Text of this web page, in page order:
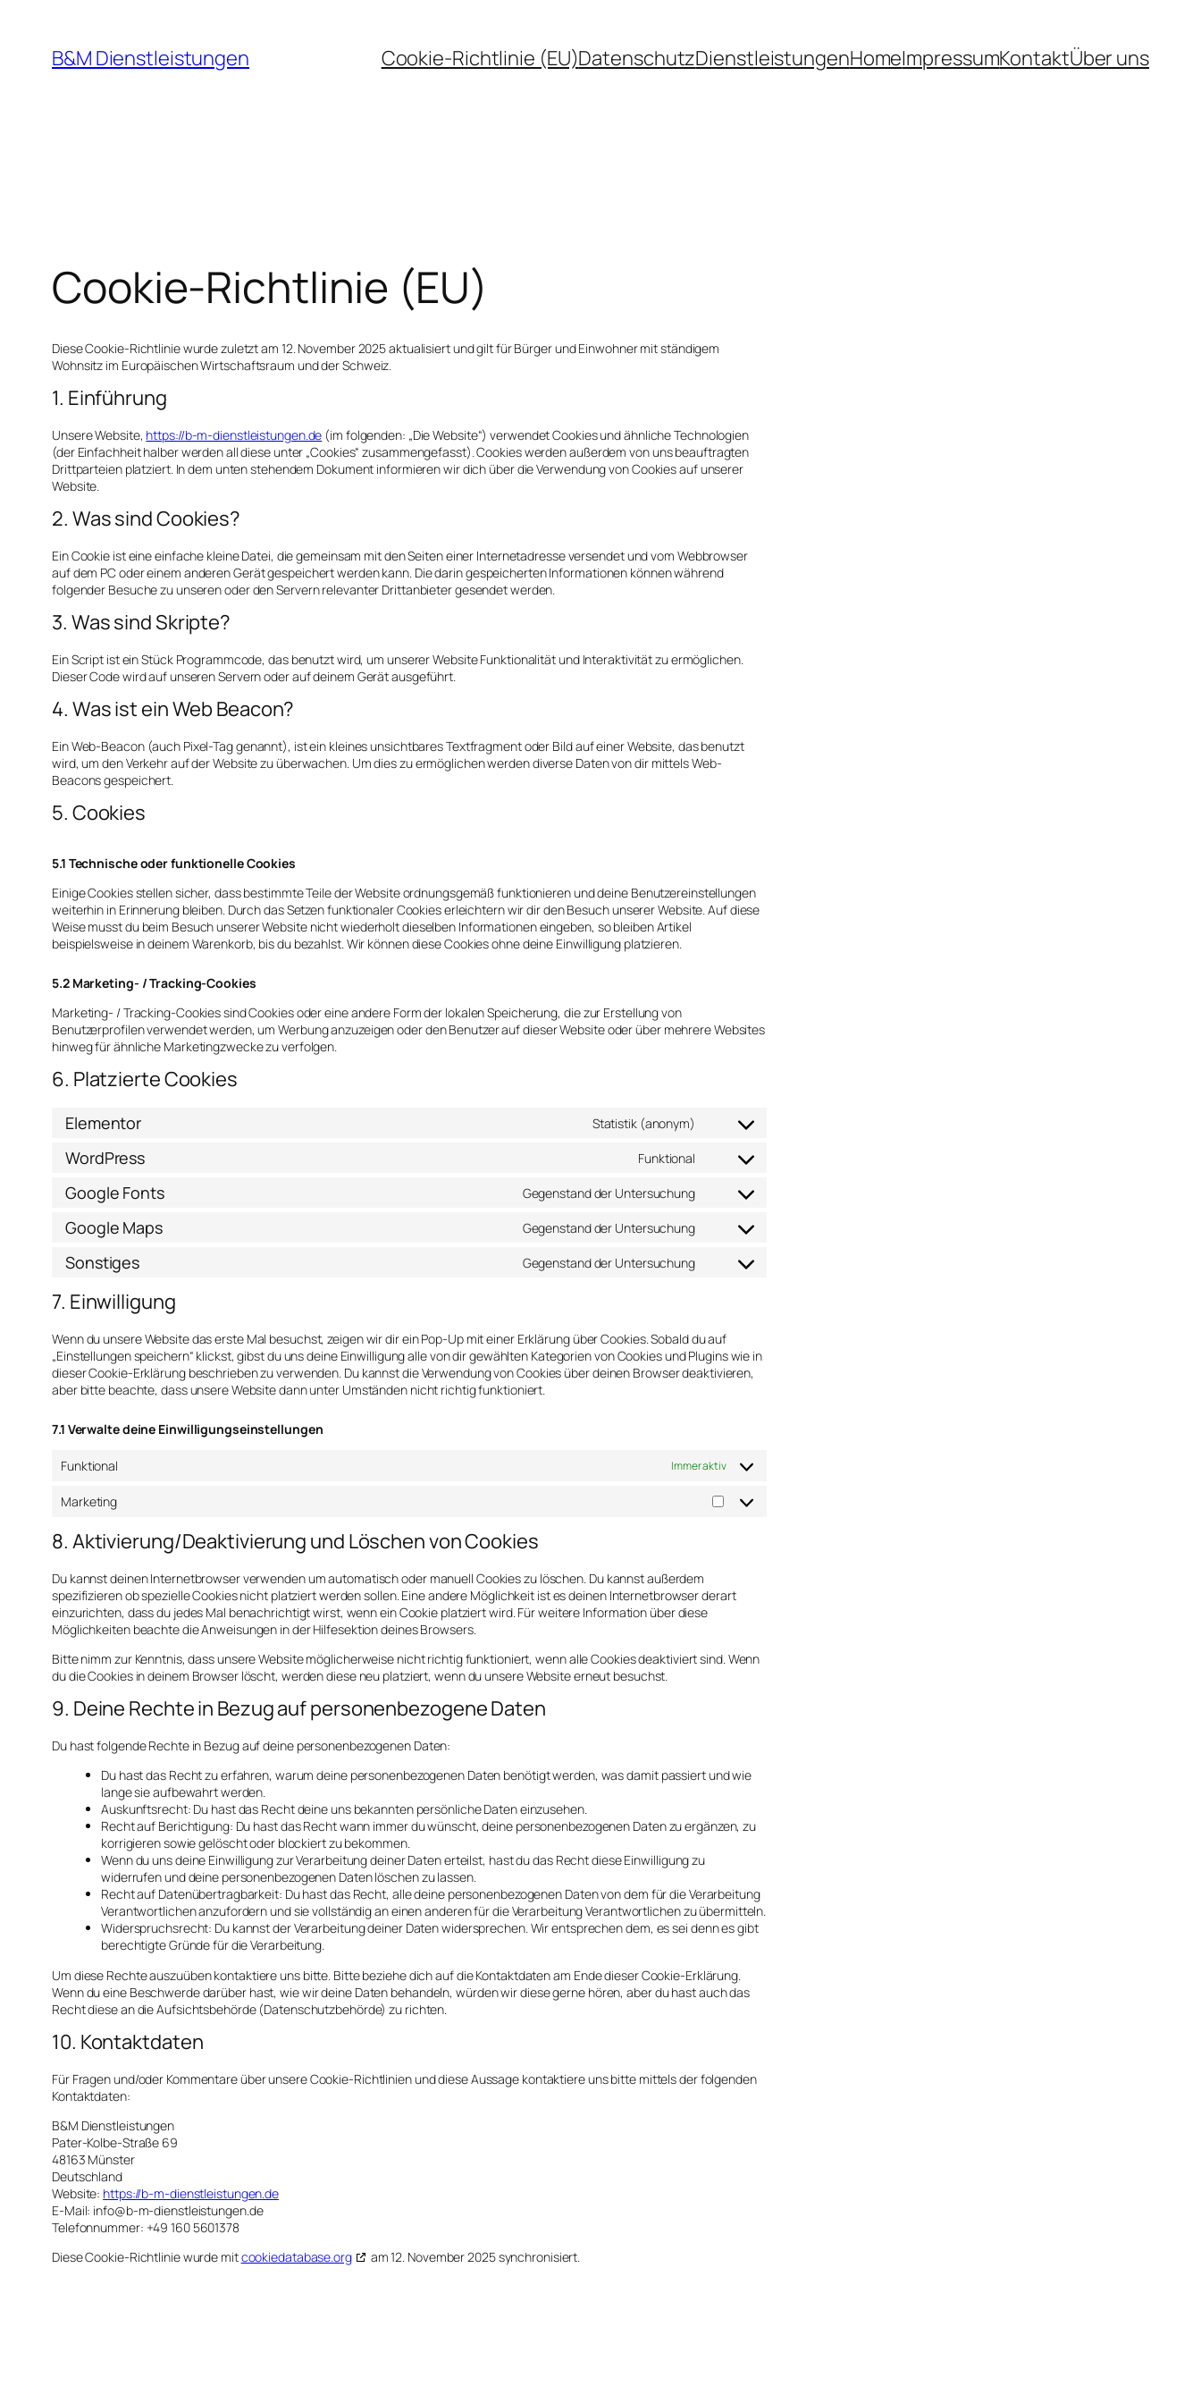
B&M Dienstleistungen Cookie-Richtlinie (EU)DatenschutzDienstleistungenHomeImpressumKontaktÜber uns
Cookie-Richtlinie (EU)
Diese Cookie-Richtlinie wurde zuletzt am 12. November 2025 aktualisiert und gilt für Bürger und Einwohner mit ständigem
Wohnsitz im Europäischen Wirtschaftsraum und der Schweiz.
1. Einführung
Unsere Website, https://b-m-dienstleistungen.de (im folgenden: „Die Website“) verwendet Cookies und ähnliche Technologien
(der Einfachheit halber werden all diese unter „Cookies“ zusammengefasst). Cookies werden außerdem von uns beauftragten
Drittparteien platziert. In dem unten stehendem Dokument informieren wir dich über die Verwendung von Cookies auf unserer
Website.
2. Was sind Cookies?
Ein Cookie ist eine einfache kleine Datei, die gemeinsam mit den Seiten einer Internetadresse versendet und vom Webbrowser
auf dem PC oder einem anderen Gerät gespeichert werden kann. Die darin gespeicherten Informationen können während
folgender Besuche zu unseren oder den Servern relevanter Drittanbieter gesendet werden.
3. Was sind Skripte?
Ein Script ist ein Stück Programmcode, das benutzt wird, um unserer Website Funktionalität und Interaktivität zu ermöglichen.
Dieser Code wird auf unseren Servern oder auf deinem Gerät ausgeführt.
4. Was ist ein Web Beacon?
Ein Web-Beacon (auch Pixel-Tag genannt), ist ein kleines unsichtbares Textfragment oder Bild auf einer Website, das benutzt
wird, um den Verkehr auf der Website zu überwachen. Um dies zu ermöglichen werden diverse Daten von dir mittels Web-
Beacons gespeichert.
5. Cookies
5.1 Technische oder funktionelle Cookies
Einige Cookies stellen sicher, dass bestimmte Teile der Website ordnungsgemäß funktionieren und deine Benutzereinstellungen
weiterhin in Erinnerung bleiben. Durch das Setzen funktionaler Cookies erleichtern wir dir den Besuch unserer Website. Auf diese
Weise musst du beim Besuch unserer Website nicht wiederholt dieselben Informationen eingeben, so bleiben Artikel
beispielsweise in deinem Warenkorb, bis du bezahlst. Wir können diese Cookies ohne deine Einwilligung platzieren.
5.2 Marketing- / Tracking-Cookies
Marketing- / Tracking-Cookies sind Cookies oder eine andere Form der lokalen Speicherung, die zur Erstellung von
Benutzerprofilen verwendet werden, um Werbung anzuzeigen oder den Benutzer auf dieser Website oder über mehrere Websites
hinweg für ähnliche Marketingzwecke zu verfolgen.
6. Platzierte Cookies
Elementor Statistik (anonym)
WordPress Funktional
Google Fonts Gegenstand der Untersuchung
Google Maps Gegenstand der Untersuchung
Sonstiges Gegenstand der Untersuchung
7. Einwilligung
Wenn du unsere Website das erste Mal besuchst, zeigen wir dir ein Pop-Up mit einer Erklärung über Cookies. Sobald du auf
„Einstellungen speichern“ klickst, gibst du uns deine Einwilligung alle von dir gewählten Kategorien von Cookies und Plugins wie in
dieser Cookie-Erklärung beschrieben zu verwenden. Du kannst die Verwendung von Cookies über deinen Browser deaktivieren,
aber bitte beachte, dass unsere Website dann unter Umständen nicht richtig funktioniert.
7.1 Verwalte deine Einwilligungseinstellungen
Funktional Immer aktiv
Marketing
8. Aktivierung/Deaktivierung und Löschen von Cookies
Du kannst deinen Internetbrowser verwenden um automatisch oder manuell Cookies zu löschen. Du kannst außerdem
spezifizieren ob spezielle Cookies nicht platziert werden sollen. Eine andere Möglichkeit ist es deinen Internetbrowser derart
einzurichten, dass du jedes Mal benachrichtigt wirst, wenn ein Cookie platziert wird. Für weitere Information über diese
Möglichkeiten beachte die Anweisungen in der Hilfesektion deines Browsers.
Bitte nimm zur Kenntnis, dass unsere Website möglicherweise nicht richtig funktioniert, wenn alle Cookies deaktiviert sind. Wenn
du die Cookies in deinem Browser löscht, werden diese neu platziert, wenn du unsere Website erneut besuchst.
9. Deine Rechte in Bezug auf personenbezogene Daten
Du hast folgende Rechte in Bezug auf deine personenbezogenen Daten:
Du hast das Recht zu erfahren, warum deine personenbezogenen Daten benötigt werden, was damit passiert und wie
lange sie aufbewahrt werden.
Auskunftsrecht: Du hast das Recht deine uns bekannten persönliche Daten einzusehen.
Recht auf Berichtigung: Du hast das Recht wann immer du wünscht, deine personenbezogenen Daten zu ergänzen, zu
korrigieren sowie gelöscht oder blockiert zu bekommen.
Wenn du uns deine Einwilligung zur Verarbeitung deiner Daten erteilst, hast du das Recht diese Einwilligung zu
widerrufen und deine personenbezogenen Daten löschen zu lassen.
Recht auf Datenübertragbarkeit: Du hast das Recht, alle deine personenbezogenen Daten von dem für die Verarbeitung
Verantwortlichen anzufordern und sie vollständig an einen anderen für die Verarbeitung Verantwortlichen zu übermitteln.
Widerspruchsrecht: Du kannst der Verarbeitung deiner Daten widersprechen. Wir entsprechen dem, es sei denn es gibt
berechtigte Gründe für die Verarbeitung.
Um diese Rechte auszuüben kontaktiere uns bitte. Bitte beziehe dich auf die Kontaktdaten am Ende dieser Cookie-Erklärung.
Wenn du eine Beschwerde darüber hast, wie wir deine Daten behandeln, würden wir diese gerne hören, aber du hast auch das
Recht diese an die Aufsichtsbehörde (Datenschutzbehörde) zu richten.
10. Kontaktdaten
Für Fragen und/oder Kommentare über unsere Cookie-Richtlinien und diese Aussage kontaktiere uns bitte mittels der folgenden
Kontaktdaten:
B&M Dienstleistungen
Pater-Kolbe-Straße 69
48163 Münster
Deutschland
Website: https://b-m-dienstleistungen.de
E-Mail: info@b-m-dienstleistungen.de
Telefonnummer: +49 160 5601378
Diese Cookie-Richtlinie wurde mitcookiedatabase.org am 12. November 2025 synchronisiert.